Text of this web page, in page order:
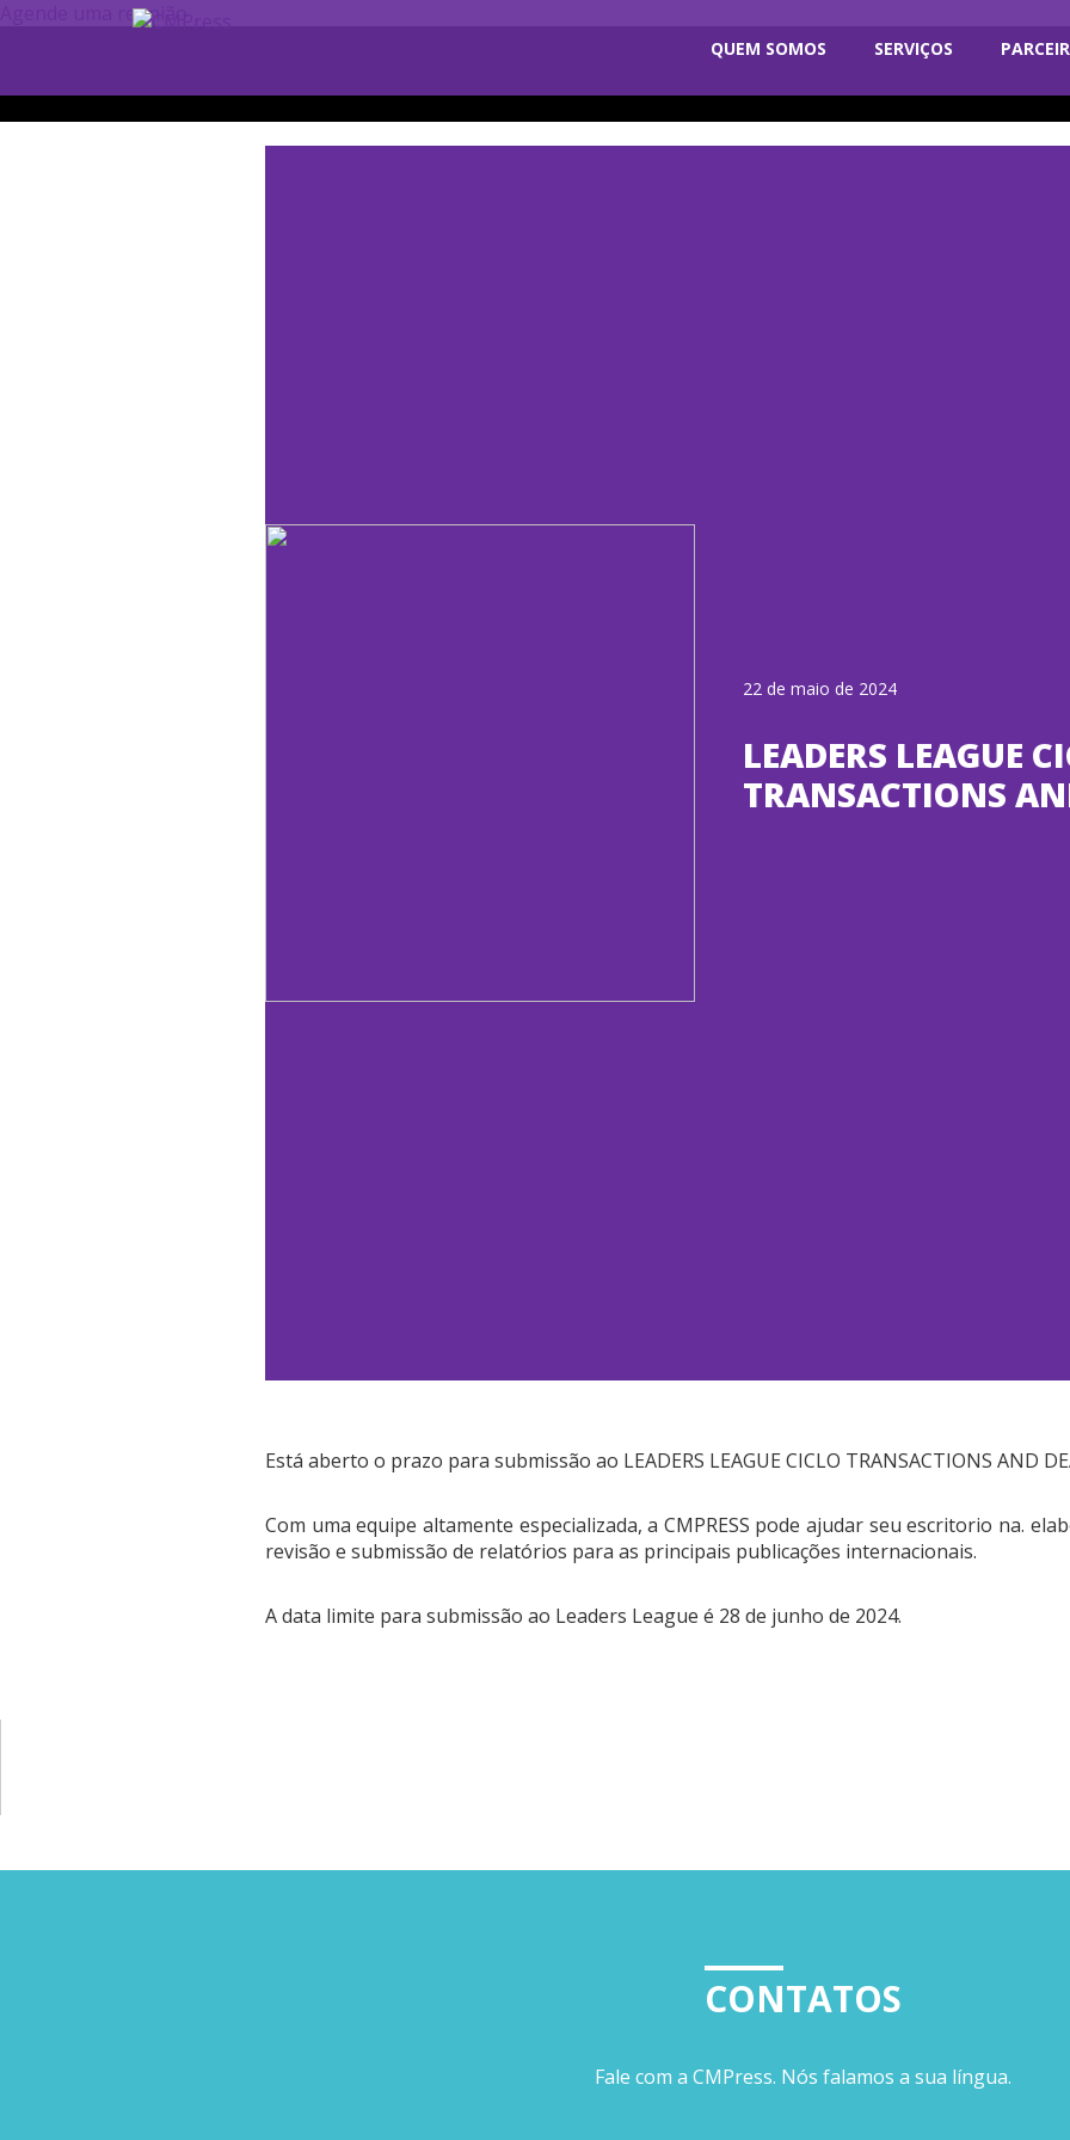
QUEM SOMOS SERVIÇOS
Agende uma reunião
22 de maio de 2024
LEADERS LEAGUE
TRANSACTIONS
Está aberto o prazo para submissão ao LEADERS LEAGUE CICLO TRANSACTIONS AND
Com uma equipe altamente especializada, a CMPRESS pode ajudar seu escritorio na.
revisão e submissão de relatórios para as principais publicações internacionais.
A data limite para submissão ao Leaders League é 28 de junho de 2024.
CONTATOS
Fale com a CMPress. Nós falamos a sua língua.